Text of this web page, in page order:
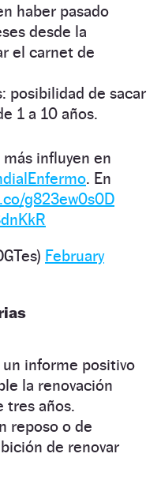
haber pasado
desde la
el carnet de
posibilidad de sacar
1 a 10 años.
influyen en
. En
g823ew0s0D
February
informe positivo
la renovación
tres años.
reposo o de
de renovar